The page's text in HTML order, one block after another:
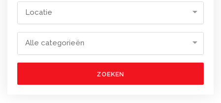
Locatie
Alle categorieën
ZOEKEN